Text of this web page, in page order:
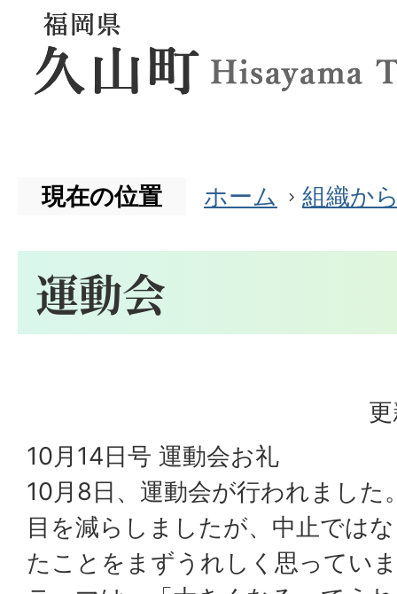
現在の位置 ホーム 組織か
運動会
10月14日号 運動会お礼
10月8日、運動会が行われました
目を減らしましたが、中止では
たことをまずうれしく思ってい